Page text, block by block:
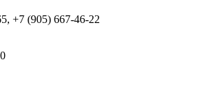
+7 (905) 667-46-22